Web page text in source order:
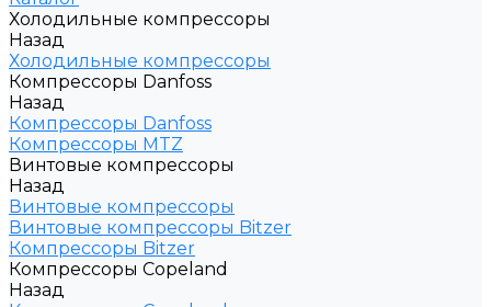
Холодильные компрессоры
Назад
Холодильные компрессоры
Компрессоры Danfoss
Назад
Компрессоры Danfoss
Компрессоры MTZ
Винтовые компрессоры
Назад
Винтовые компрессоры
Винтовые компрессоры Bitzer
Компрессоры Bitzer
Компрессоры Copeland
Назад